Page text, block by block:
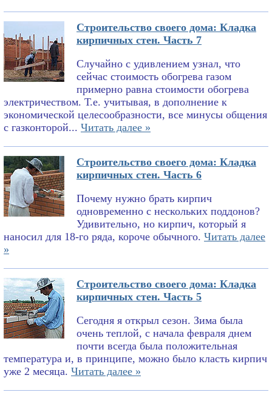
Строительство своего дома: Кладка
кирпичных стен. Часть 7
Случайно с удивлением узнал, что
сейчас стоимость обогрева газом
примерно равна стоимости обогрева
электричеством. Т.е. учитывая, в дополнение к
экономической целесообразности, все минусы общения
с газконторой... Читать далее »
Строительство своего дома: Кладка
кирпичных стен. Часть 6
Почему нужно брать кирпич
одновременно с нескольких поддонов?
Удивительно, но кирпич, который я
наносил для 18-го ряда, короче обычного. Читать далее
»
Строительство своего дома: Кладка
кирпичных стен. Часть 5
Сегодня я открыл сезон. Зима была
очень теплой, с начала февраля днем
почти всегда была положительная
температура и, в принципе, можно было класть кирпич
уже 2 месяца. Читать далее »